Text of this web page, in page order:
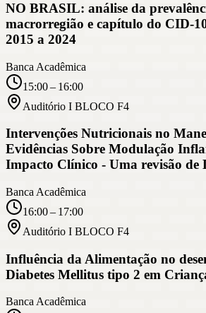
NO BRASIL: análise da
macrorregião e capítulo do CID-
2015 a 2024
Banca Acadêmica
15:00 – 16:00
Auditório I BLOCO F4
Intervenções Nutricionais no
Evidências Sobre Modulação
Impacto Clínico - Uma revisão
Banca Acadêmica
16:00 – 17:00
Auditório I BLOCO F4
Influência da Alimentação no
Diabetes Mellitus tipo 2 em
Banca Acadêmica